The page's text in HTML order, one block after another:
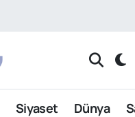
Siyaset Dünya